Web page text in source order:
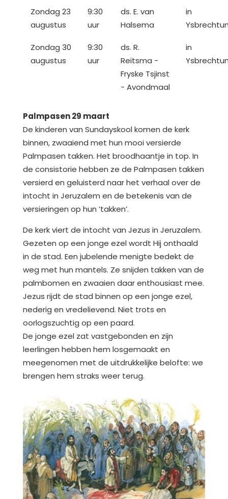
Zondag 23
augustus
9:30
uur
ds. E. van
Halsema
in
Zondag 30
augustus
9:30
uur
ds. R.
Reitsma -
Fryske Tsjinst
- Avondmaal
in
Palmpasen 29 maart
De kinderen van Sundayskool komen de kerk
binnen, zwaaiend met hun mooi versierde
Palmpasen takken. Het broodhaantje in top. In
de consistorie hebben ze de Palmpasen takken
versierd en geluisterd naar het verhaal over de
intocht in Jeruzalem en de betekenis van de
versieringen op hun ’takken’.
De kerk viert de intocht van Jezus in Jeruzalem.
Gezeten op een jonge ezel wordt Hij onthaald
in de stad. Een jubelende menigte bedekt de
weg met hun mantels. Ze snijden takken van de
palmbomen en zwaaien daar enthousiast mee.
Jezus rijdt de stad binnen op een jonge ezel,
nederig en vredelievend. Niet trots en
oorlogszuchtig op een paard.
De jonge ezel zat vastgebonden en zijn
leerlingen hebben hem losgemaakt en
meegenomen met de uitdrukkelijke belofte: we
brengen hem straks weer terug.